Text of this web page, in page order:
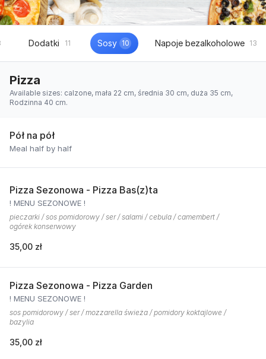
Dodatki 11 Sosy 10 Napoje bezalkoholowe 13
Pizza
Available sizes: calzone, mała 22 cm, średnia 30 cm, duża 35 cm,
Rodzinna 40 cm.
Pół na pół
Meal half by half
Pizza Sezonowa - Pizza Bas(z)ta
! MENU SEZONOWE !
pieczarki / sos pomidorowy / ser / salami / cebula / camembert /
ogórek konserwowy
35,00 zł
Pizza Sezonowa - Pizza Garden
! MENU SEZONOWE !
sos pomidorowy / ser / mozzarella świeża / pomidory koktajlowe /
bazylia
35,00 zł